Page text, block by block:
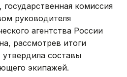
государственная комиссия
руководителя
агентства России
рассмотрев итоги
утвердила составы
экипажей.